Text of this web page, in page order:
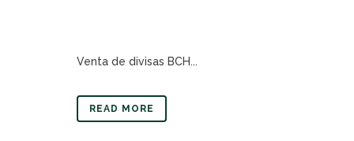
Venta de divisas BCH...
READ MORE